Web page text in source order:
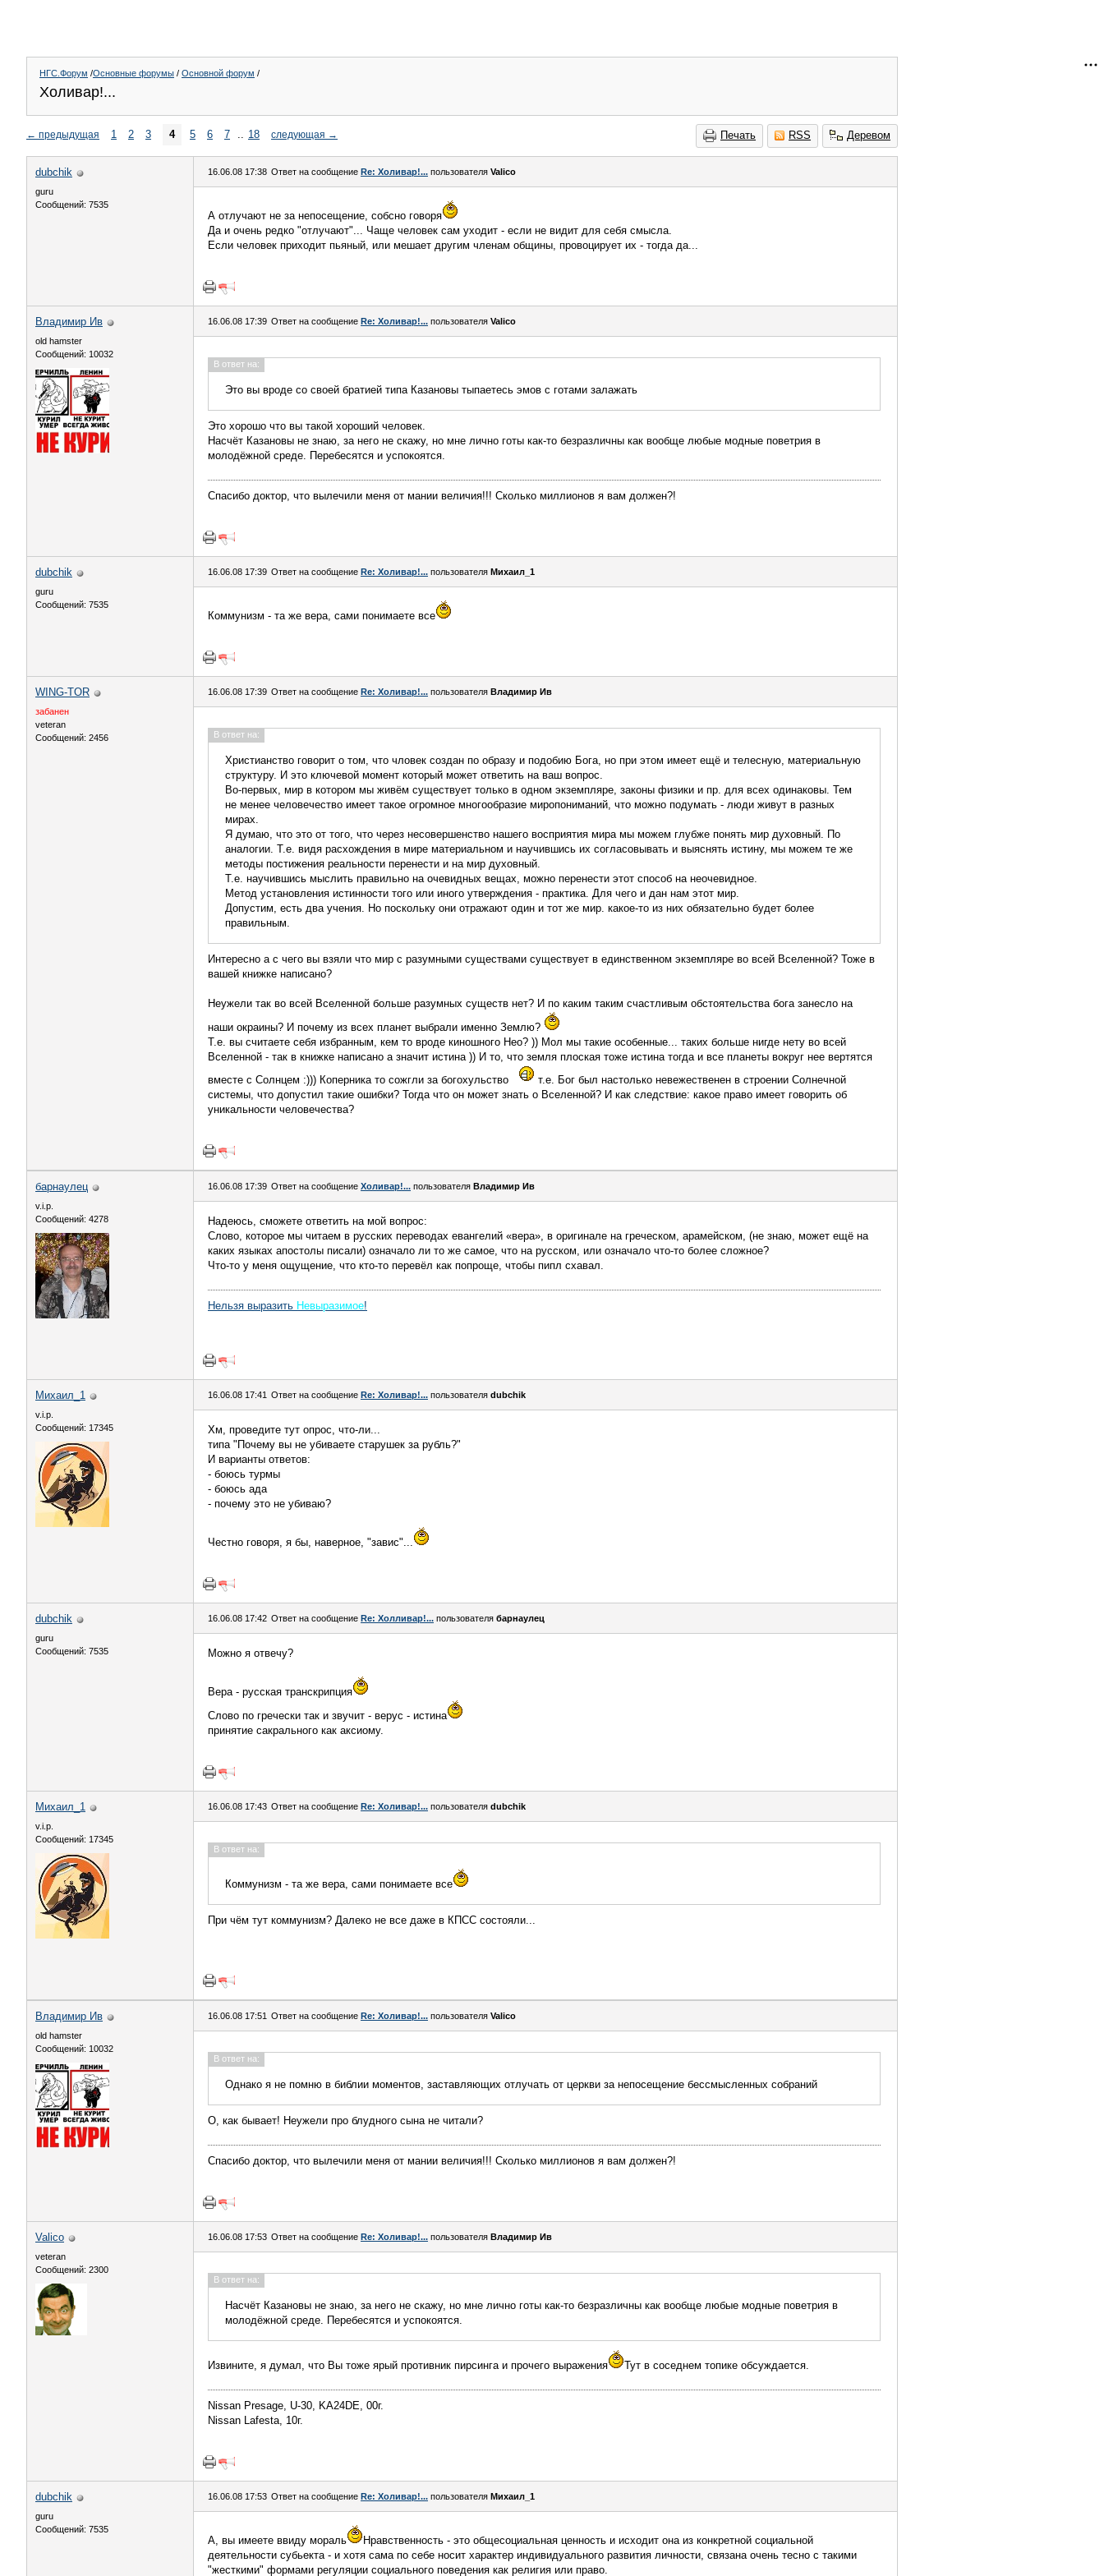
НГС.Форум /Основные форумы / Основной форум /
Холивар!...
Печать RSS Деревом
← предыдущая 1 2 3 4 5 6 7 .. 18 следующая →
dubchik
guru
Сообщений: 7535
16.06.08 17:38 Ответ на сообщение Re: Холивар!... пользователя Valico
А отлучают не за непосещение, собсно говоря
Да и очень редко "отлучают"... Чаще человек сам уходит - если не видит для себя смысла.
Если человек приходит пьяный, или мешает другим членам общины, провоцирует их - тогда да...
Владимир Ив
old hamster
Сообщений: 10032
16.06.08 17:39 Ответ на сообщение Re: Холивар!... пользователя Valico
В ответ на:
Это вы вроде со своей братией типа Казановы тыпаетесь эмов с готами залажать
Это хорошо что вы такой хороший человек.
Насчёт Казановы не знаю, за него не скажу, но мне лично готы как-то безразличны как вообще любые модные поветрия в
молодёжной среде. Перебесятся и успокоятся.
Спасибо доктор, что вылечили меня от мании величия!!! Сколько миллионов я вам должен?!
dubchik
guru
Сообщений: 7535
16.06.08 17:39 Ответ на сообщение Re: Холивар!... пользователя Михаил_1
Коммунизм - та же вера, сами понимаете все
WING-TOR
забанен
veteran
Сообщений: 2456
16.06.08 17:39 Ответ на сообщение Re: Холивар!... пользователя Владимир Ив
В ответ на:
Христианство говорит о том, что чловек создан по образу и подобию Бога, но при этом имеет ещё и телесную, материальную
структуру. И это ключевой момент который может ответить на ваш вопрос.
Во-первых, мир в котором мы живём существует только в одном экземпляре, законы физики и пр. для всех одинаковы. Тем
не менее человечество имеет такое огромное многообразие миропониманий, что можно подумать - люди живут в разных
мирах.
Я думаю, что это от того, что через несовершенство нашего восприятия мира мы можем глубже понять мир духовный. По
аналогии. Т.е. видя расхождения в мире материальном и научившись их согласовывать и выяснять истину, мы можем те же
методы постижения реальности перенести и на мир духовный.
Т.е. научившись мыслить правильно на очевидных вещах, можно перенести этот способ на неочевидное.
Метод установления истинности того или иного утверждения - практика. Для чего и дан нам этот мир.
Допустим, есть два учения. Но поскольку они отражают один и тот же мир. какое-то из них обязательно будет более
правильным.
Интересно а с чего вы взяли что мир с разумными существами существует в единственном экземпляре во всей Вселенной? Тоже в
вашей книжке написано?
Неужели так во всей Вселенной больше разумных существ нет? И по каким таким счастливым обстоятельства бога занесло на
наши окраины? И почему из всех планет выбрали именно Землю?
Т.е. вы считаете себя избранным, кем то вроде киношного Нео? )) Мол мы такие особенные... таких больше нигде нету во всей
Вселенной - так в книжке написано а значит истина )) И то, что земля плоская тоже истина тогда и все планеты вокруг нее вертятся
вместе с Солнцем :))) Коперника то сожгли за богохульство
т.е. Бог был настолько невежественен в строении Солнечной
системы, что допустил такие ошибки? Тогда что он может знать о Вселенной? И как следствие: какое право имеет говорить об
уникальности человечества?
барнаулец
v.i.p.
Сообщений: 4278
16.06.08 17:39 Ответ на сообщение Холивар!... пользователя Владимир Ив
Надеюсь, сможете ответить на мой вопрос:
Слово, которое мы читаем в русских переводах евангелий «вера», в оригинале на греческом, арамейском, (не знаю, может ещё на
каких языках апостолы писали) означало ли то же самое, что на русском, или означало что-то более сложное?
Что-то у меня ощущение, что кто-то перевёл как попроще, чтобы пипл схавал.
Нельзя выразить Невыразимое!
Михаил_1
v.i.p.
Сообщений: 17345
16.06.08 17:41 Ответ на сообщение Re: Холивар!... пользователя dubchik
Хм, проведите тут опрос, что-ли...
типа "Почему вы не убиваете старушек за рубль?"
И варианты ответов:
- боюсь турмы
- боюсь ада
- почему это не убиваю?
Честно говоря, я бы, наверное, "завис"...
dubchik
guru
Сообщений: 7535
16.06.08 17:42 Ответ на сообщение Re: Холливар!... пользователя барнаулец
Можно я отвечу?
Вера - русская транскрипция
Слово по гречески так и звучит - верус - истина
принятие сакрального как аксиому.
Михаил_1
v.i.p.
Сообщений: 17345
16.06.08 17:43 Ответ на сообщение Re: Холивар!... пользователя dubchik
В ответ на:
Коммунизм - та же вера, сами понимаете все
При чём тут коммунизм? Далеко не все даже в КПСС состояли...
Владимир Ив
old hamster
Сообщений: 10032
16.06.08 17:51 Ответ на сообщение Re: Холивар!... пользователя Valico
В ответ на:
Однако я не помню в библии моментов, заставляющих отлучать от церкви за непосещение бессмысленных собраний
О, как бывает! Неужели про блудного сына не читали?
Спасибо доктор, что вылечили меня от мании величия!!! Сколько миллионов я вам должен?!
Valico
veteran
Сообщений: 2300
16.06.08 17:53 Ответ на сообщение Re: Холивар!... пользователя Владимир Ив
В ответ на:
Насчёт Казановы не знаю, за него не скажу, но мне лично готы как-то безразличны как вообще любые модные поветрия в
молодёжной среде. Перебесятся и успокоятся.
Извините, я думал, что Вы тоже ярый противник пирсинга и прочего выражения Тут в соседнем топике обсуждается.
Nissan Presage, U-30, KA24DE, 00г.
Nissan Lafesta, 10г.
dubchik
guru
Сообщений: 7535
16.06.08 17:53 Ответ на сообщение Re: Холивар!... пользователя Михаил_1
А, вы имеете ввиду мораль
Нравственность - это общесоциальная ценность и исходит она из конкретной социальной
деятельности субьекта - и хотя сама по себе носит характер индивидуального развития личности, связана очень тесно с такими
"жесткими" формами регуляции социального поведения как религия или право.